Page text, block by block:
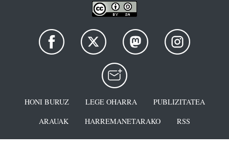
HONI BURUZ LEGE OHARRA
PUBLIZITATEA
ARAUAK
HARREMANETARAKO RSS